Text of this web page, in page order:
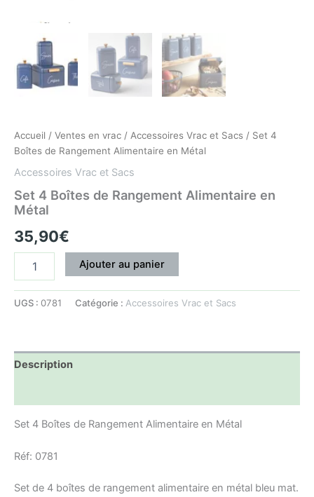
Accueil / Ventes en vrac / Accessoires Vrac et Sacs / Set 4
Boîtes de Rangement Alimentaire en Métal
Accessoires Vrac et Sacs
Set 4 Boîtes de Rangement Alimentaire en
Métal
35,90€
Ajouter au panier
UGS : 0781 Catégorie : Accessoires Vrac et Sacs
Description
Set 4 Boîtes de Rangement Alimentaire en Métal
Réf: 0781
Set de 4 boîtes de rangement alimentaire en métal bleu mat.